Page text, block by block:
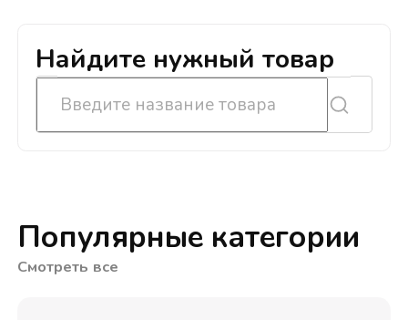
Найдите нужный товар
Популярные категории
Смотреть все